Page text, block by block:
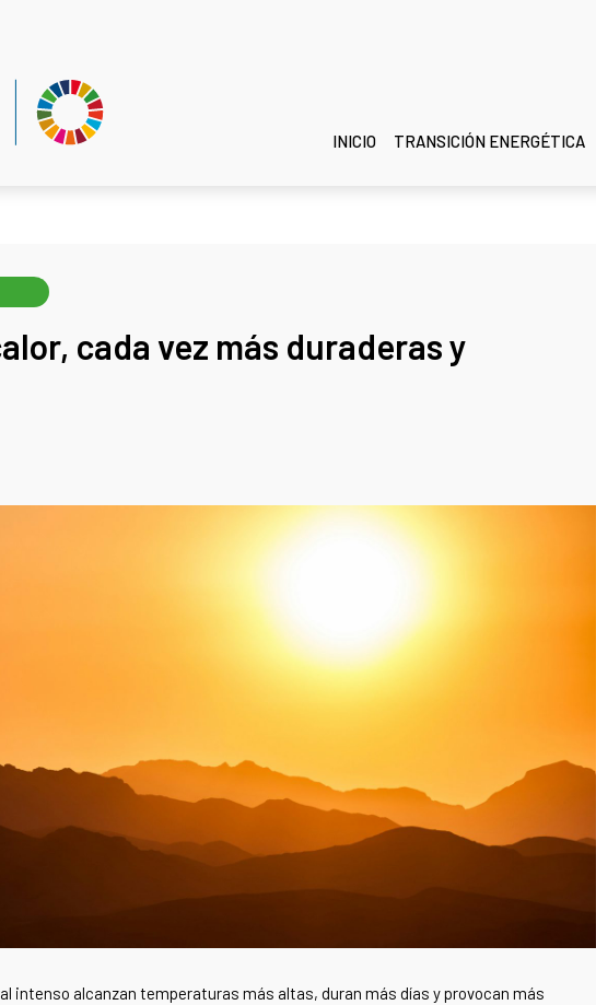
INICIO TRANSICIÓN ENERGÉTICA
cada vez más duraderas y
intenso alcanzan temperaturas más altas, duran más días y provocan más